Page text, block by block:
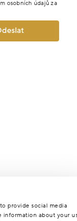
provide social media
information about your
osobních údajů za